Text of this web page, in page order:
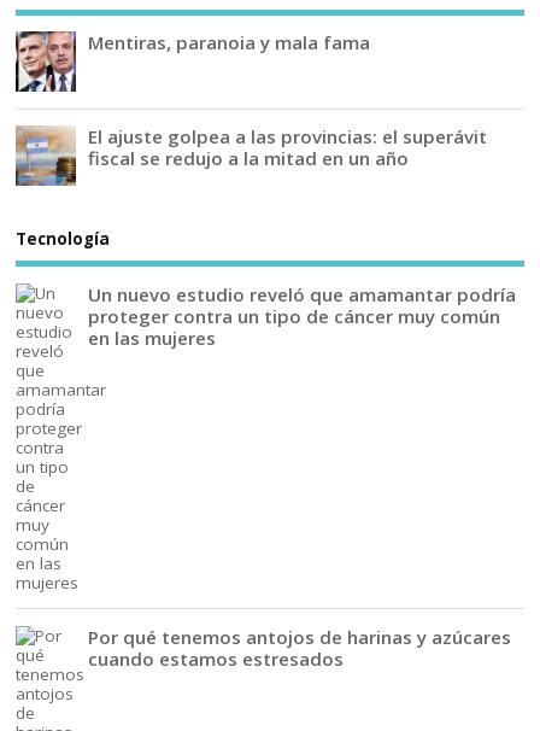
Mentiras, paranoia y mala fama
El ajuste golpea a las provincias: el superávit
fiscal se redujo a la mitad en un año
Tecnología
Un nuevo estudio reveló que amamantar podría
proteger contra un tipo de cáncer muy común
en las mujeres
Por qué tenemos antojos de harinas y azúcares
cuando estamos estresados